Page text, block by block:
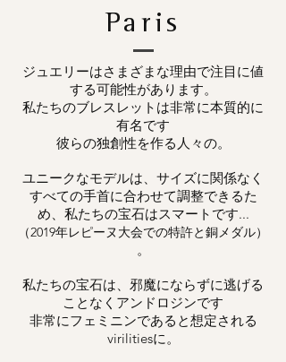
Paris
ジュエリーはさまざまな理由で注目に値
する可能性があります。
私たちのブレスレットは非常に本質的に
有名です
彼らの独創性を作る人々の。
ユニークなモデルは、サイズに関係なく
すべての手首に合わせて調整できるた
め、私たちの宝石はスマートです...
（2019年レピーヌ大会での特許と銅メダル）
。
私たちの宝石は、邪魔にならずに逃げる
ことなくアンドロジンです
非常にフェミニンであると想定される
virilitiesに。